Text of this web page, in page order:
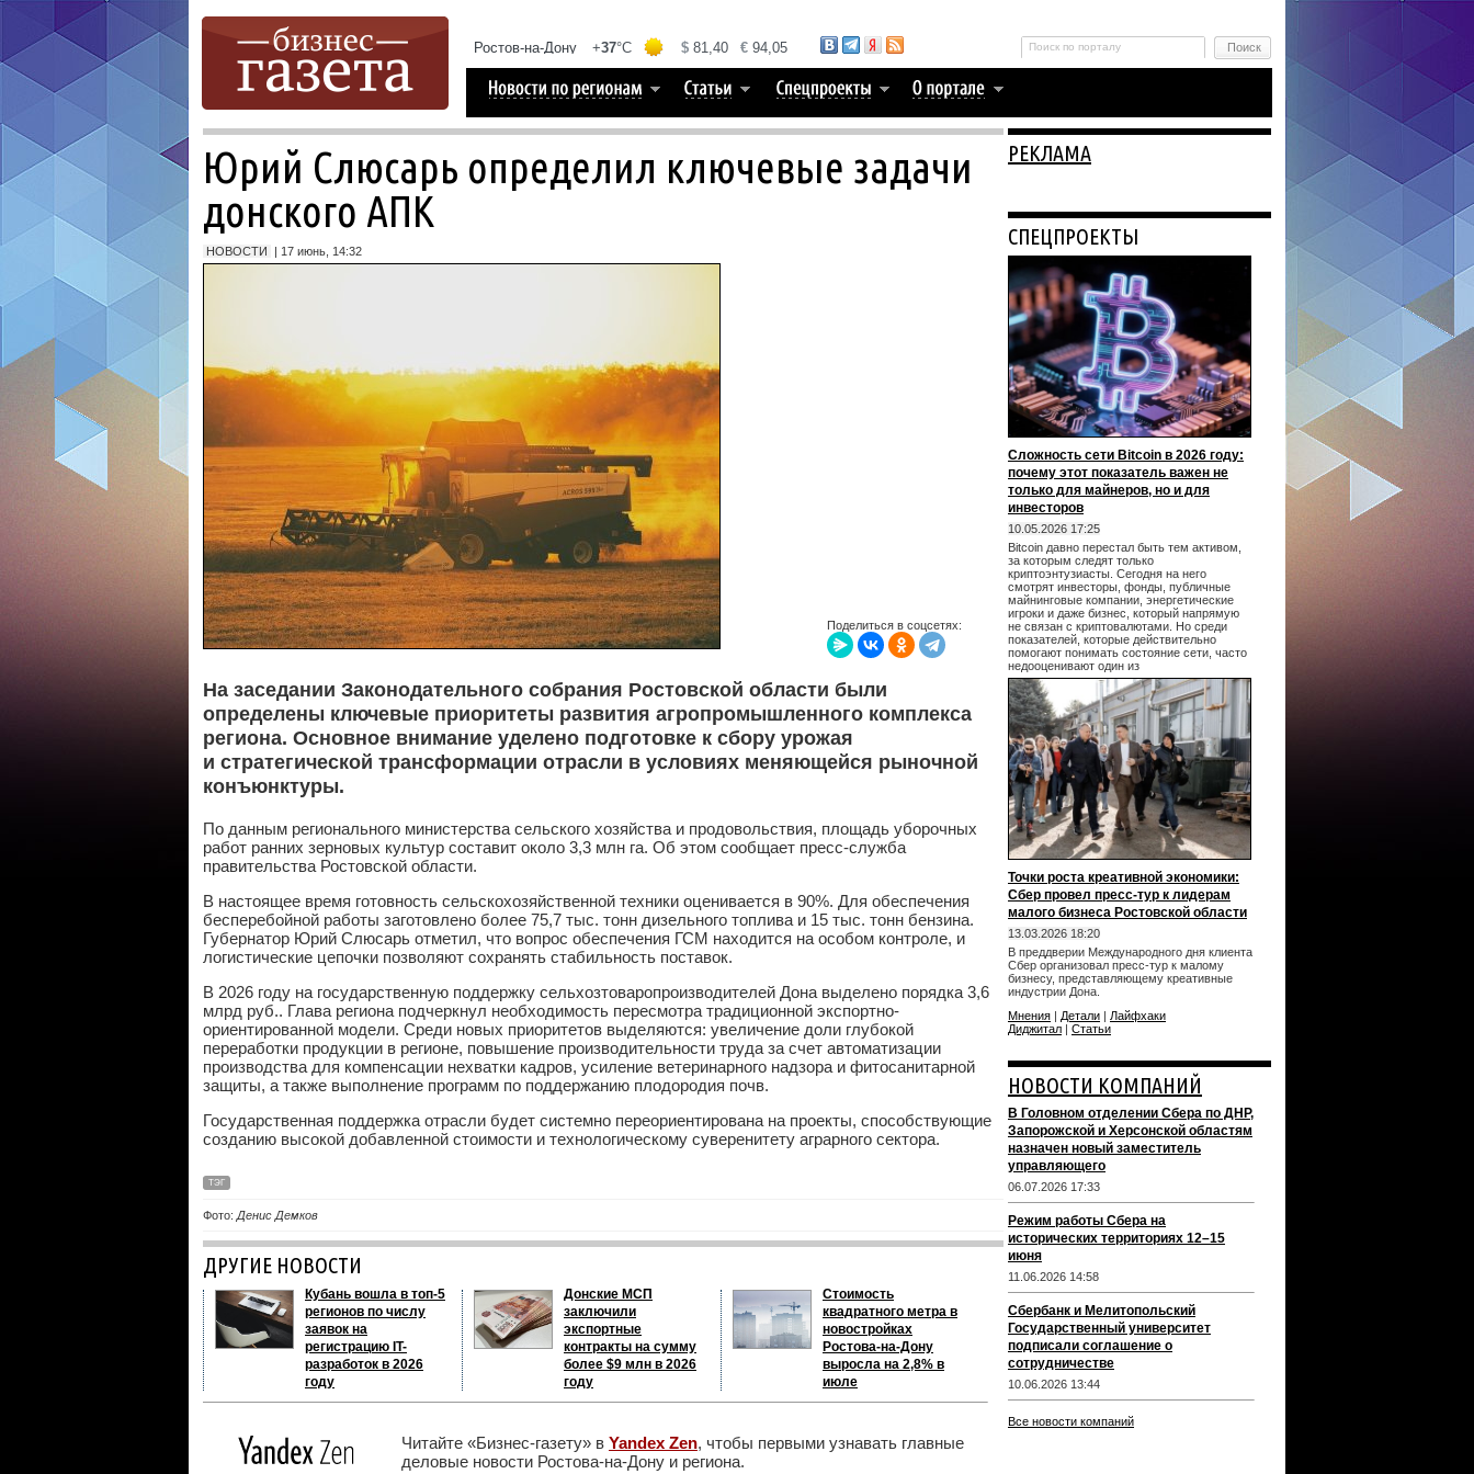
Юрий Слюсарь определил ключевые задачи
донского АПК
НОВОСТИ | 17 июнь, 14:32
Поделиться в соцсетях:
На заседании Законодательного собрания Ростовской области были
определены ключевые приоритеты развития агропромышленного комплекса
региона. Основное внимание уделено подготовке к сбору урожая
и стратегической трансформации отрасли в условиях меняющейся рыночной
конъюнктуры.
По данным регионального министерства сельского хозяйства и продовольствия, площадь уборочных
работ ранних зерновых культур составит около 3,3 млн га. Об этом сообщает пресс-служба
правительства Ростовской области.
В настоящее время готовность сельскохозяйственной техники оценивается в 90%. Для обеспечения
бесперебойной работы заготовлено более 75,7 тыс. тонн дизельного топлива и 15 тыс. тонн бензина.
Губернатор Юрий Слюсарь отметил, что вопрос обеспечения ГСМ находится на особом контроле, и
логистические цепочки позволяют сохранять стабильность поставок.
В 2026 году на государственную поддержку сельхозтоваропроизводителей Дона выделено порядка 3,6
млрд руб.. Глава региона подчеркнул необходимость пересмотра традиционной экспортно-
ориентированной модели. Среди новых приоритетов выделяются: увеличение доли глубокой
переработки продукции в регионе, повышение производительности труда за счет автоматизации
производства для компенсации нехватки кадров, усиление ветеринарного надзора и фитосанитарной
защиты, а также выполнение программ по поддержанию плодородия почв.
Государственная поддержка отрасли будет системно переориентирована на проекты, способствующие
созданию высокой добавленной стоимости и технологическому суверенитету аграрного сектора.
ТЭГ
Фото: Денис Демков
ДРУГИЕ НОВОСТИ
Кубань вошла в топ-5
регионов по числу
заявок на
регистрацию IT-
разработок в 2026
году
Донские МСП
заключили
экспортные
контракты на сумму
более $9 млн в 2026
году
Стоимость
квадратного метра в
новостройках
Ростова-на-Дону
выросла на 2,8% в
июле
Читайте «Бизнес-газету» в Yandex Zen, чтобы первыми узнавать главные
деловые новости Ростова-на-Дону и региона.
РЕКЛАМА
СПЕЦПРОЕКТЫ
Сложность сети Bitcoin в 2026 году:
почему этот показатель важен не
только для майнеров, но и для
инвесторов
10.05.2026 17:25
Bitcoin давно перестал быть тем активом,
за которым следят только
криптоэнтузиасты. Сегодня на него
смотрят инвесторы, фонды, публичные
майнинговые компании, энергетические
игроки и даже бизнес, который напрямую
не связан с криптовалютами. Но среди
показателей, которые действительно
помогают понимать состояние сети, часто
недооценивают один из
Точки роста креативной экономики:
Сбер провел пресс-тур к лидерам
малого бизнеса Ростовской области
13.03.2026 18:20
В преддверии Международного дня клиента
Сбер организовал пресс-тур к малому
бизнесу, представляющему креативные
индустрии Дона.
Мнения | Детали | Лайфхаки
Диджитал | Статьи
НОВОСТИ КОМПАНИЙ
В Головном отделении Сбера по ДНР,
Запорожской и Херсонской областям
назначен новый заместитель
управляющего
06.07.2026 17:33
Режим работы Сбера на
исторических территориях 12–15
июня
11.06.2026 14:58
Сбербанк и Мелитопольский
Государственный университет
подписали соглашение о
сотрудничестве
10.06.2026 13:44
Все новости компаний